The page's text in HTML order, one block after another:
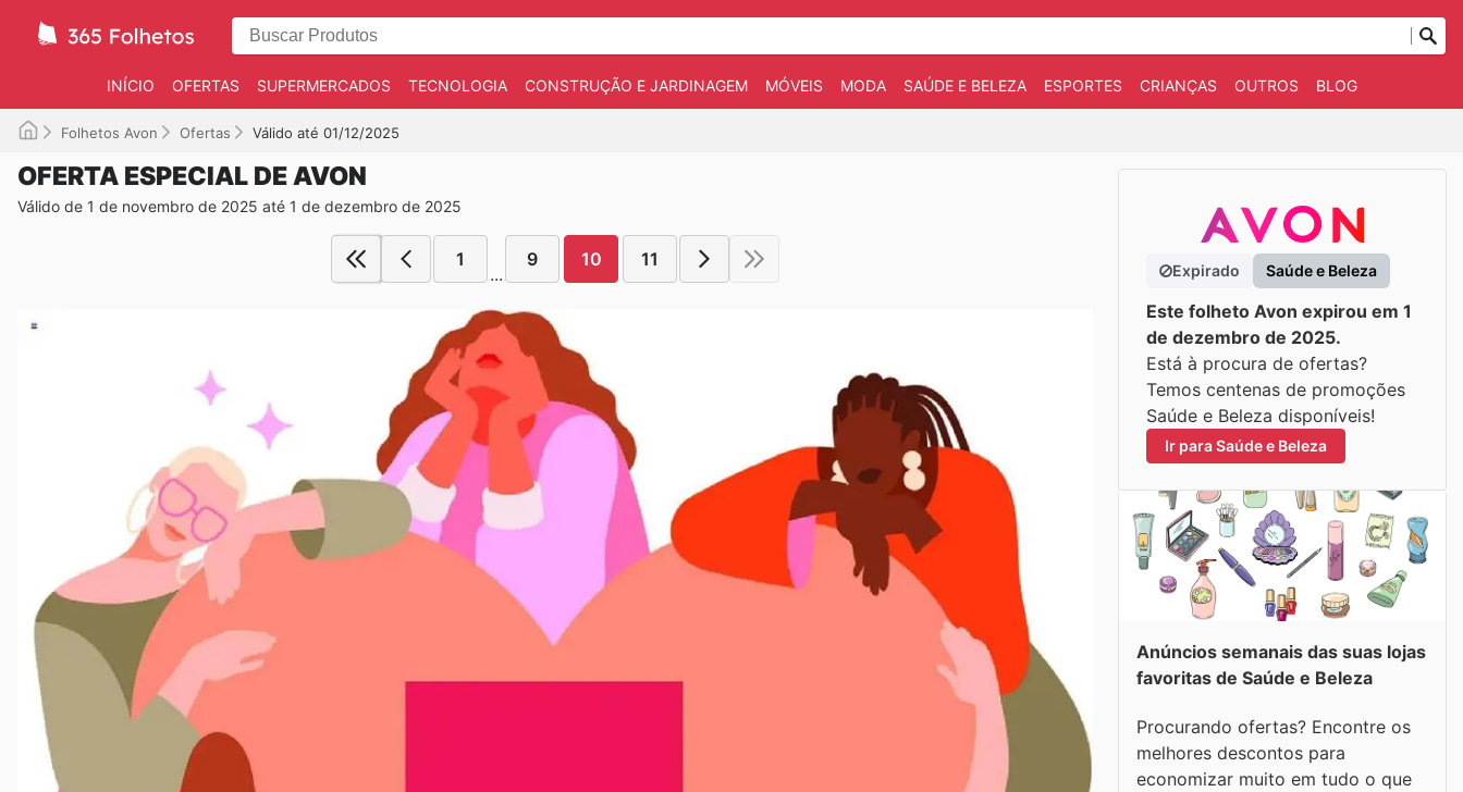
INÍCIO OFERTAS SUPERMERCADOS TECNOLOGIA CONSTRUÇÃO E JARDINAGEM MÓVEIS MODA SAÚDE E BELEZA ESPORTES CRIANÇAS OUTROS BLOG
Folhetos Avon Ofertas Válido até 01/12/2025
OFERTA ESPECIAL DE AVON
Válido de 1 de novembro de 2025 até 1 de dezembro de 2025
1
...
9 10 11
Expirado Saúde e Beleza
Este folheto Avon expirou em 1
de dezembro de 2025.
Está à procura de ofertas?
Temos centenas de promoções
Saúde e Beleza disponíveis!
Ir para Saúde e Beleza
Anúncios semanais das suas lojas
favoritas de Saúde e Beleza
Procurando ofertas? Encontre os
melhores descontos para
economizar muito em tudo o que